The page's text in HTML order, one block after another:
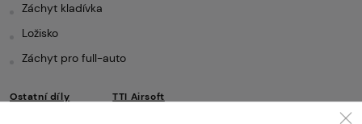
Záchyt kladívka
Ložisko
Záchyt pro full-auto
Ostatní díly TTI Airsoft